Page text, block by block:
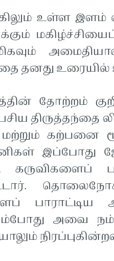
உள்ள இளம்
தனது உரையில்
தோற்றம்
திருத்தந்தை
கற்பனை
கருவிகளைப்
அவை